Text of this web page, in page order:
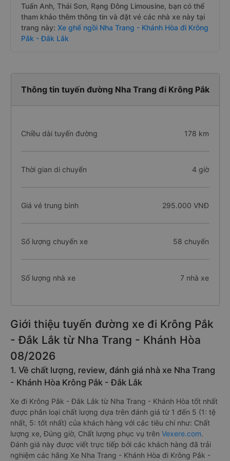
Tuấn Anh, Thái Sơn, Rạng Đông Limousine, bạn có thể
tham khảo thêm thông tin và đặt vé các nhà xe này tại
trang này: Xe ghế ngồi Nha Trang - Khánh Hòa đi Krông
Pắk - Đắk Lắk
Thông tin tuyến đường Nha Trang đi Krông Pắk
Chiều dài tuyến đường 178 km
Thời gian di chuyển 4 giờ
Giá vé trung bình 295.000 VNĐ
Số lượng chuyến xe 58 chuyến
Số lượng nhà xe 7 nhà xe
Giới thiệu tuyến đường xe đi Krông Pắk
- Đắk Lắk từ Nha Trang - Khánh Hòa
08/2026
1. Về chất lượng, review, đánh giá nhà xe Nha Trang
- Khánh Hòa Krông Pắk - Đắk Lắk
Xe đi Krông Pắk - Đắk Lắk từ Nha Trang - Khánh Hòa tốt nhất
được phân loại chất lượng dựa trên đánh giá từ 1 đến 5 (1: tệ
nhất, 5: tốt nhất) của khách hàng với các tiêu chí như: Chất
lượng xe, Đúng giờ, Chất lượng phục vụ trên Vexere.com.
Đánh giá này được viết trực tiếp bởi các khách hàng đã trải
nghiệm các hãng Xe Nha Trang - Khánh Hòa đi Krông Pắk -